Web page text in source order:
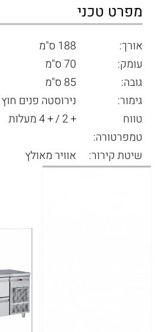
מפרט טכני
אורך:
188 ס"מ
עומק:
70 ס"מ
גובה:
85 ס"מ
גימור:
נירוסטה פנים חוץ
טווח
טמפרטורה:
+ 2 / + 4 מעלות
שיטת קירור: אוויר מאולץ